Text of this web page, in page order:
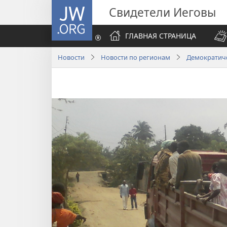
JW.ORG Свидетели Иеговы
ГЛАВНАЯ СТРАНИЦА
Новости Новости по регионам